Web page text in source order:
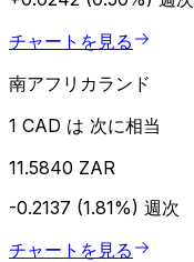
チャートを見る
南アフリカランド
1 CAD は 次に相当
11.5840 ZAR
-0.2137 (1.81%) 週次
チャートを見る